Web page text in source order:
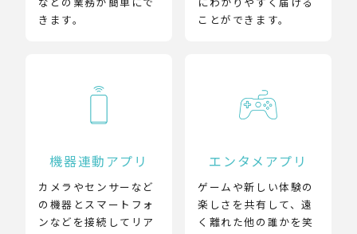
きます。
ことができます。
機器連動アプリ
カメラやセンサーなど
の機器とスマートフォ
ンなどを接続してリア
エンタメアプリ
ゲームや新しい体験の
楽しさを共有して、遠
く離れた他の誰かを笑